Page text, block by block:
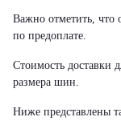
Важно отметить, что
по предоплате.
Стоимость доставки
размера шин.
Ниже представлены